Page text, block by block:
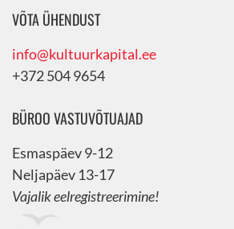
VÕTA ÜHENDUST
info@kultuurkapital.ee
+372 504 9654
BÜROO VASTUVÕTUAJAD
Esmaspäev 9-12
Neljapäev 13-17
Vajalik eelregistreerimine!